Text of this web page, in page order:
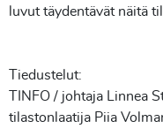
luvut täydentävät näitä
Tiedustelut:
TINFO / johtaja Linnea
tilastonlaatija Piia